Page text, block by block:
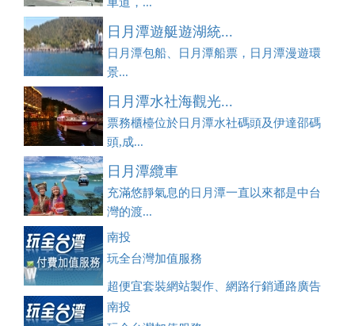
日月潭遊艇遊湖統...
日月潭包船、日月潭船票，日月潭漫遊環
景...
日月潭水社海觀光...
票務櫃檯位於日月潭水社碼頭及伊達邵碼
頭,成...
日月潭纜車
充滿悠靜氣息的日月潭一直以來都是中台
灣的渡...
南投
玩全台灣加值服務
超便宜套裝網站製作、網路行銷通路廣告
刊登、訂房系統、客房委託旅行社銷售，全面優惠中....
南投